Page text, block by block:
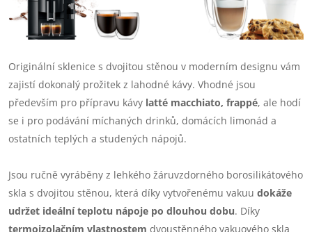
Originální sklenice s dvojitou stěnou v moderním designu vám
zajistí dokonalý prožitek z lahodné kávy. Vhodné jsou
především pro přípravu kávy latté macchiato, frappé, ale hodí
se i pro podávání míchaných drinků, domácích limonád a
ostatních teplých a studených nápojů.
Jsou ručně vyráběny z lehkého žáruvzdorného borosilikátového
skla s dvojitou stěnou, která díky vytvořenému vakuu dokáže
udržet ideální teplotu nápoje po dlouhou dobu. Díky
termoizolačním vlastnostem dvoustěnného vakuového skla